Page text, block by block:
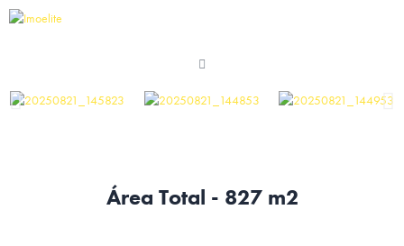
Área Total - 827 m2